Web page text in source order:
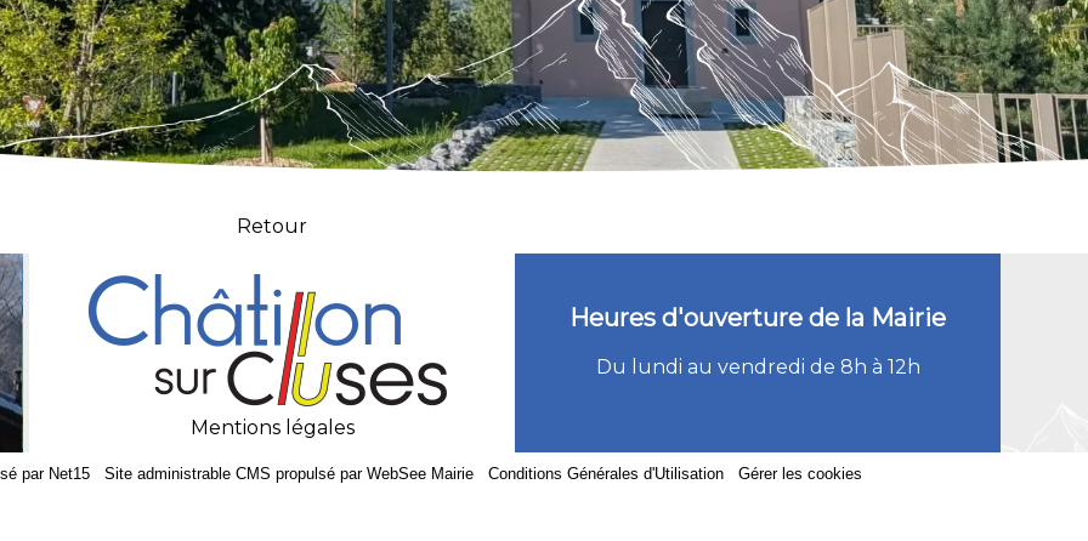
Retour
Mentions légales
Heures d'ouverture de la Mairie
Du lundi au vendredi de 8h à 12h
par Net15- Site administrable CMS propulsé par WebSee Mairie- Conditions Générales d'Utilisation- Gérer les cookies